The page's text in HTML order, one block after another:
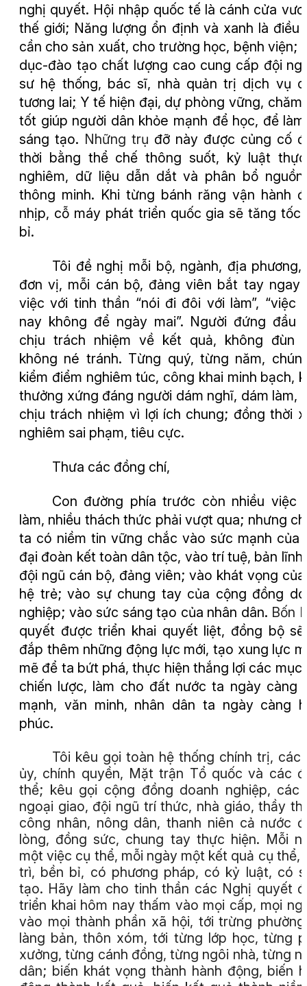
nghị quyết. Hội nhập quốc tế là cánh cửa
thế giới; Năng lượng ổn định và xanh là điều
cần cho sản xuất, cho trường học, bệnh viện;
dục-đào tạo chất lượng cao cung cấp đội
sư hệ thống, bác sĩ, nhà quản trị dịch vụ
tương lai; Y tế hiện đại, dự phòng vững, chăm
tốt giúp người dân khỏe mạnh để học, để
sáng tạo. Những trụ đỡ này được củng cố
thời bằng thể chế thông suốt, kỷ luật
nghiêm, dữ liệu dẫn dắt và phân bổ
thông minh. Khi từng bánh răng vận hành
nhịp, cỗ máy phát triển quốc gia sẽ tăng tốc
bỉ.
Tôi đề nghị mỗi bộ, ngành, địa phương,
đơn vị, mỗi cán bộ, đảng viên bắt tay ngay
việc với tinh thần “nói đi đôi với làm”, “việc
nay không để ngày mai”. Người đứng đầu
chịu trách nhiệm về kết quả, không đùn
không né tránh. Từng quý, từng năm,
kiểm điểm nghiêm túc, công khai minh bạch,
thưởng xứng đáng người dám nghĩ, dám làm,
chịu trách nhiệm vì lợi ích chung; đồng thời
nghiêm sai phạm, tiêu cực.
Thưa các đồng chí,
Con đường phía trước còn nhiều việc
làm, nhiều thách thức phải vượt qua; nhưng
ta có niềm tin vững chắc vào sức mạnh của
đại đoàn kết toàn dân tộc, vào trí tuệ, bản lĩnh
đội ngũ cán bộ, đảng viên; vào khát vọng
hệ trẻ; vào sự chung tay của cộng đồng
nghiệp; vào sức sáng tạo của nhân dân. Bốn
quyết được triển khai quyết liệt, đồng bộ
đắp thêm những động lực mới, tạo xung lực
mẽ để ta bứt phá, thực hiện thắng lợi các mục
chiến lược, làm cho đất nước ta ngày càng
mạnh, văn minh, nhân dân ta ngày càng
phúc.
Tôi kêu gọi toàn hệ thống chính trị, các
ủy, chính quyền, Mặt trận Tổ quốc và các
thể; kêu gọi cộng đồng doanh nghiệp, các
ngoại giao, đội ngũ trí thức, nhà giáo, thầy
công nhân, nông dân, thanh niên cả nước
lòng, đồng sức, chung tay thực hiện. Mỗi
một việc cụ thể, mỗi ngày một kết quả cụ thể,
trì, bền bỉ, có phương pháp, có kỷ luật, có
tạo. Hãy làm cho tinh thần các Nghị quyết
triển khai hôm nay thấm vào mọi cấp, mọi
vào mọi thành phần xã hội, tới trừng
làng bản, thôn xóm, tới từng lớp học, từng
xưởng, từng cánh đồng, từng ngôi nhà, từng
dân; biến khát vọng thành hành động, biến